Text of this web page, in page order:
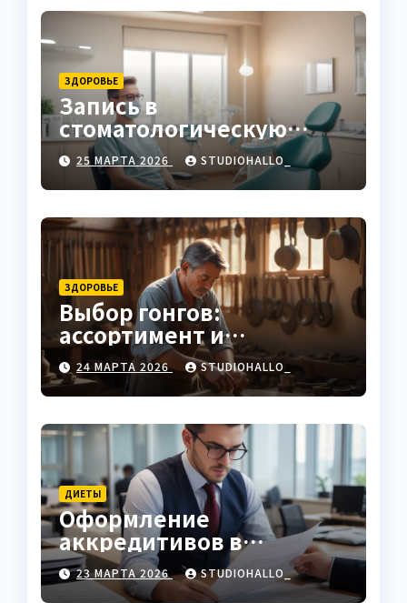
ЗДОРОВЬЕ
Запись в
стоматологическую
клинику
25 МАРТА 2026 STUDIOHALLO_
ЗДОРОВЬЕ
Выбор гонгов:
ассортимент и
характеристики
24 МАРТА 2026 STUDIOHALLO_
ДИЕТЫ
Оформление
аккредитивов в
международной
торговле
23 МАРТА 2026 STUDIOHALLO_